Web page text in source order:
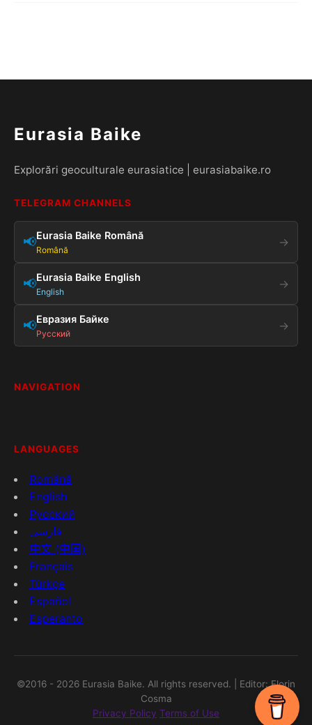
Eurasia Baike
Explorări geoculturale eurasiatice | eurasiabaike.ro
TELEGRAM CHANNELS
📢Eurasia Baike Română
Română
→
📢Eurasia Baike English
English
→
📢Евразия Байке
Русский
→
NAVIGATION
LANGUAGES
Română
English
Русский
فارسی
中文 (中国)
Français
Türkçe
Español
Esperanto
©2016 - 2026 Eurasia Baike. All rights reserved. | Editor: Florin
Cosma
Privacy Policy Terms of Use